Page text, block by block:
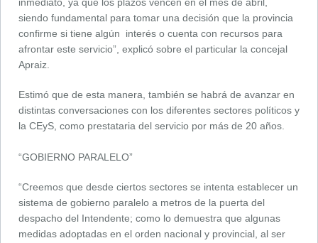
inmediato, ya que los plazos vencen en el mes de abril,
siendo fundamental para tomar una decisión que la provincia
confirme si tiene algún interés o cuenta con recursos para
afrontar este servicio”, explicó sobre el particular la concejal
Apraiz.
Estimó que de esta manera, también se habrá de avanzar en
distintas conversaciones con los diferentes sectores políticos y
la CEyS, como prestataria del servicio por más de 20 años.
“GOBIERNO PARALELO”
“Creemos que desde ciertos sectores se intenta establecer un
sistema de gobierno paralelo a metros de la puerta del
despacho del Intendente; como lo demuestra que algunas
medidas adoptadas en el orden nacional y provincial, al ser